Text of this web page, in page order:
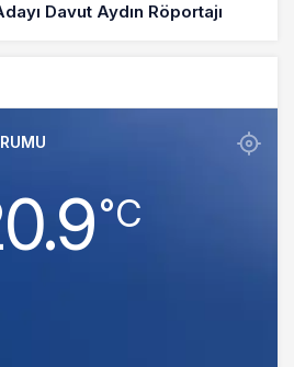
Davut Aydın Röportajı
‎°C